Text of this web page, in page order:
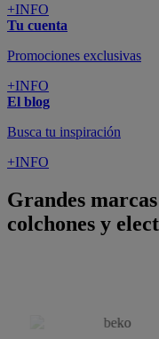
+INFO
Tu cuenta
Promociones exclusivas
+INFO
El blog
Busca tu inspiración
+INFO
Grandes
colchones y